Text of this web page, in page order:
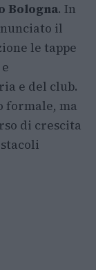
Bologna. In
il
le tappe
e del club.
formale, ma
di crescita